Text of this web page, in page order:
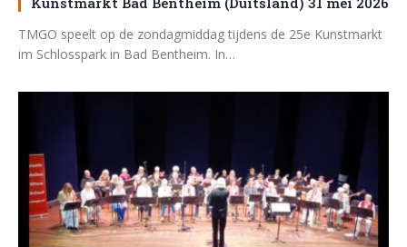
TMGO speelt op de zondagmiddag tijdens de 25e Kunstmarkt
im Schlosspark in Bad Bentheim. In…